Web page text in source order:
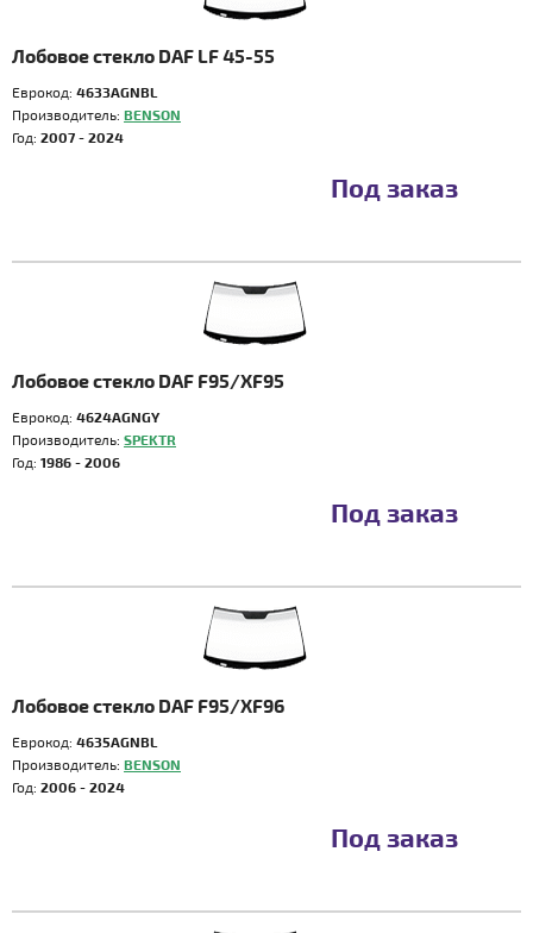
Лобовое стекло DAF LF 45-55
Еврокод: 4633AGNBL
Производитель: BENSON
Год: 2007 - 2024
Под заказ
Лобовое стекло DAF F95/XF95
Еврокод: 4624AGNGY
Производитель: SPEKTR
Год: 1986 - 2006
Под заказ
Лобовое стекло DAF F95/XF96
Еврокод: 4635AGNBL
Производитель: BENSON
Год: 2006 - 2024
Под заказ